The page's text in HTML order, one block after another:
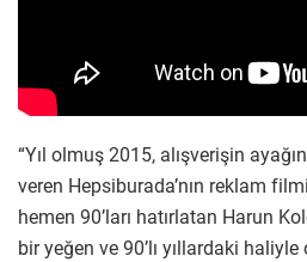
“Yıl olmuş 2015, alışverişin
veren Hepsiburada’nın reklam
hemen 90’ları hatırlatan Harun
bir yeğen ve 90’lı yıllardaki